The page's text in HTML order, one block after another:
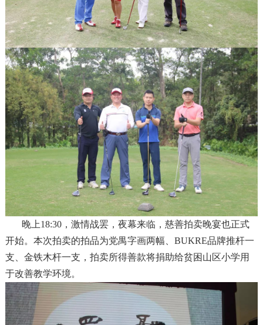
晚上18:30，激情战罢，夜幕来临，慈善拍卖晚宴也正式
开始。本次拍卖的拍品为党禺字画两幅、BUKRE品牌推杆一
支、金铁木杆一支，拍卖所得善款将捐助给贫困山区小学用
于改善教学环境。